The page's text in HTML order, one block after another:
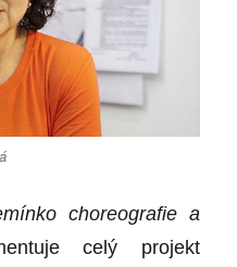
choreografie a
celý projekt